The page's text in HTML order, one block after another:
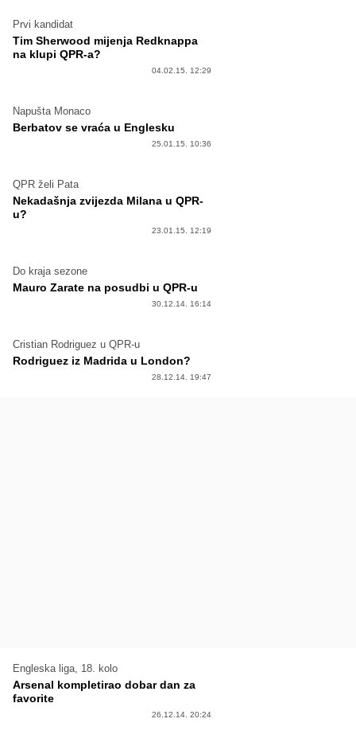
Prvi kandidat
Tim Sherwood mijenja Redknappa
na klupi QPR-a?
04.02.15. 12:29
Napušta Monaco
Berbatov se vraća u Englesku
25.01.15. 10:36
QPR želi Pata
Nekadašnja zvijezda Milana u QPR-
u?
23.01.15. 12:19
Do kraja sezone
Mauro Zarate na posudbi u QPR-u
30.12.14. 16:14
Cristian Rodriguez u QPR-u
Rodriguez iz Madrida u London?
28.12.14. 19:47
Engleska liga, 18. kolo
Arsenal kompletirao dobar dan za
favorite
26.12.14. 20:24